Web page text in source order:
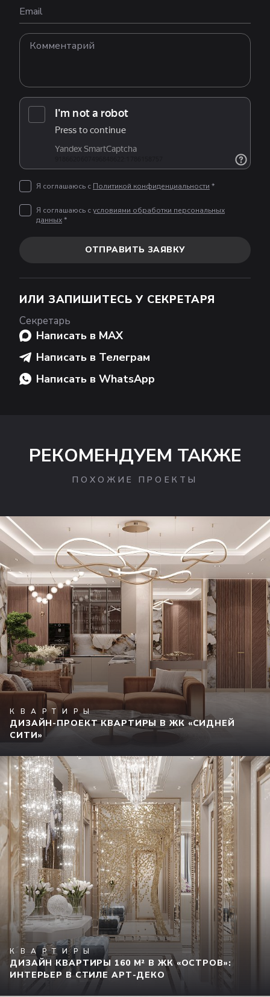
Email
Я соглашаюсь с Политикой конфиденциальности *
Я соглашаюсь сусловиями обработки персональных
данных*
ОТПРАВИТЬ ЗАЯВКУ
ИЛИ ЗАПИШИТЕСЬ У СЕКРЕТАРЯ
Секретарь
Написать в MAX
Написать в Телеграм
Написать в WhatsApp
РЕКОМЕНДУЕМ ТАКЖЕ
ПОХОЖИЕ ПРОЕКТЫ
КВАРТИРЫ
ДИЗАЙН-ПРОЕКТ КВАРТИРЫ В ЖК «СИДНЕЙ
СИТИ»
КВАРТИРЫ
ДИЗАЙН КВАРТИРЫ 160 М² В ЖК «ОСТРОВ»:
ИНТЕРЬЕР В СТИЛЕ АРТ-ДЕКО